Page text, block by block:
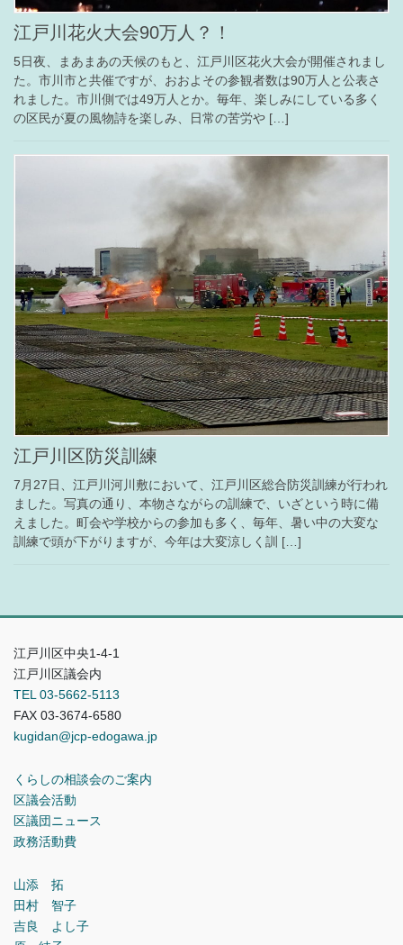
江戸川花火大会90万人？！
5日夜、まあまあの天候のもと、江戸川区花火大会が開催されまし
た。市川市と共催ですが、おおよその参観者数は90万人と公表さ
れました。市川側では49万人とか。毎年、楽しみにしている多く
の区民が夏の風物詩を楽しみ、日常の苦労や […]
江戸川区防災訓練
7月27日、江戸川河川敷において、江戸川区総合防災訓練が行われ
ました。写真の通り、本物さながらの訓練で、いざという時に備
えました。町会や学校からの参加も多く、毎年、暑い中の大変な
訓練で頭が下がりますが、今年は大変涼しく訓 […]
江戸川区中央1-4-1
江戸川区議会内
TEL 03-5662-5113
FAX 03-3674-6580
kugidan@jcp-edogawa.jp
くらしの相談会のご案内
区議会活動
区議団ニュース
政務活動費
山添 拓
田村 智子
吉良 よし子